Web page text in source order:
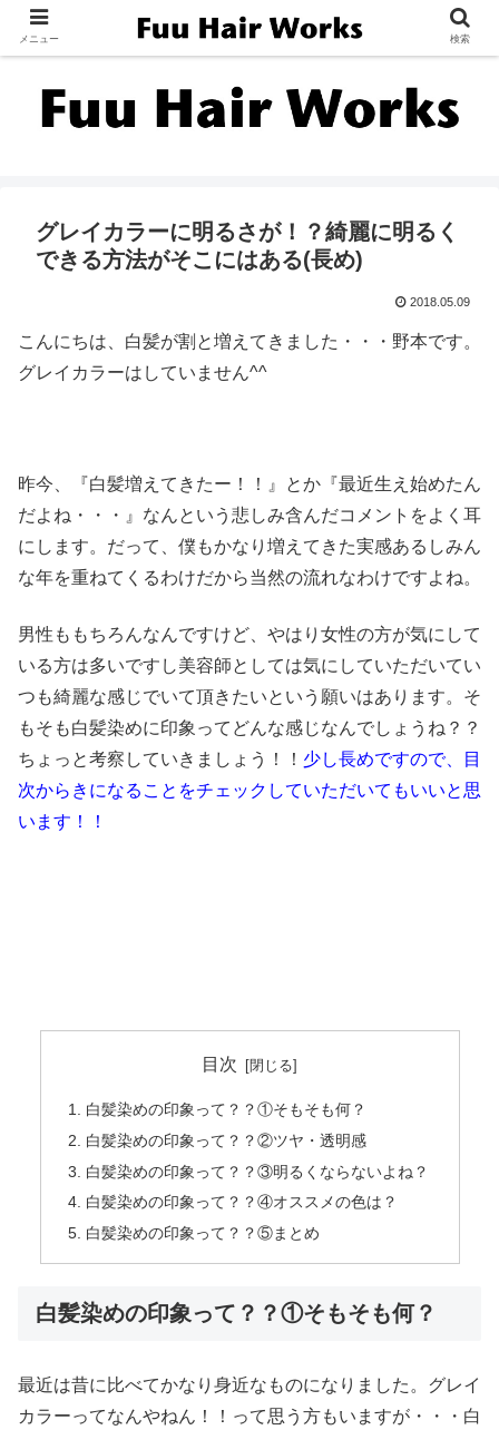
グレイカラーに明るさが！？綺麗に明るく
できる方法がそこにはある(長め)
2018.05.09
こんにちは、白髪が割と増えてきました・・・野本です。
グレイカラーはしていません^^
昨今、『白髪増えてきたー！！』とか『最近生え始めたん
だよね・・・』なんという悲しみ含んだコメントをよく耳
にします。だって、僕もかなり増えてきた実感あるしみん
な年を重ねてくるわけだから当然の流れなわけですよね。
男性ももちろんなんですけど、やはり女性の方が気にして
いる方は多いですし美容師としては気にしていただいてい
つも綺麗な感じでいて頂きたいという願いはあります。そ
もそも白髪染めに印象ってどんな感じなんでしょうね？？
ちょっと考察していきましょう！！ 少し長めですので、目
次からきになることをチェックしていただいてもいいと思
います！！
目次
白髪染めの印象って？？①そもそも何？
白髪染めの印象って？？②ツヤ・透明感
白髪染めの印象って？？③明るくならないよね？
白髪染めの印象って？？④オススメの色は？
白髪染めの印象って？？⑤まとめ
白髪染めの印象って？？①そもそも何？
最近は昔に比べてかなり身近なものになりました。グレイ
カラーってなんやねん！！って思う方もいますが・・・白
メニュー 検索